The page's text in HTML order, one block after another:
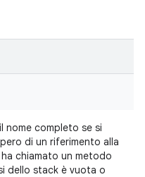
nome completo se si
di un riferimento alla
chiamato un metodo
dello stack è vuota o